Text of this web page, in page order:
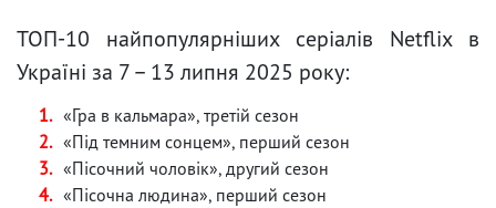
ТОП-10 найпопулярніших серіалів Netflix в
Україні за 7 – 13 липня 2025 року:
«Гра в кальмара», третій сезон
«Під темним сонцем», перший сезон
«Пісочний чоловік», другий сезон
«Пісочна людина», перший сезон